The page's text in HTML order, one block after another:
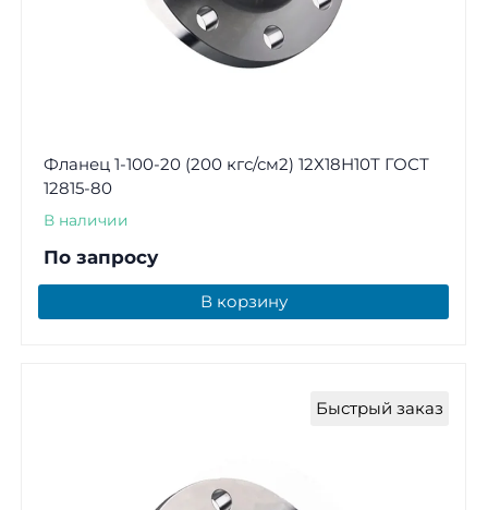
Фланец 1-100-20 (200 кгс/см2) 12Х18Н10Т ГОСТ
12815-80
В наличии
По запросу
В корзину
Быстрый заказ